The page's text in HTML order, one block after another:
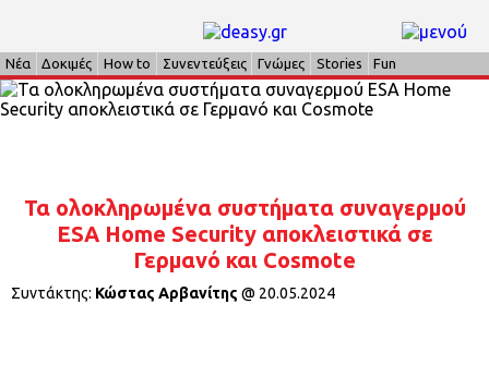
Νέα Δοκιμές How to Συνεντεύξεις Γνώμες Stories Fun
Τα ολοκληρωμένα συστήματα συναγερμού
ESA Home Security αποκλειστικά σε
Γερμανό και Cosmote
Συντάκτης: Κώστας Αρβανίτης @ 20.05.2024